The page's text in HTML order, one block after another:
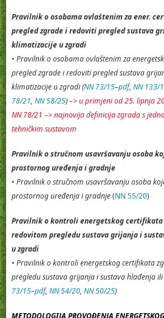
Pravilnik o osobama ovlaštenim za ener.
pregled zgrade i redoviti pregled sustava
klimatizacije u zgradi
• Pravilnik o osobama ovlaštenim za
pregled zgrade i redoviti pregled sustava
klimatizacije u zgradi (NN 73/15–pdf, NN 133/
78/21, NN 58/25)–> u primjeni od 25. lipnja
NN 78/21 –> najnovija definicija zgrada s
tehničkim sustavom
Pravilnik o stručnom usavršavanju osoba
prostornog uređenja i gradnje
• Pravilnik o stručnom usavršavanju osoba
prostornog uređenja i gradnje(NN 55/20)
Pravilnik o kontroli energetskog certifikata
redovitom pregledu sustava grijanja i
u zgradi
• Pravilnik o kontroli energetskog certifikata
pregledu sustava grijanja i sustava hlađenja
73/15–pdf, NN 54/20, NN 50/25)
METODOLOGIJA PROVOĐENJA